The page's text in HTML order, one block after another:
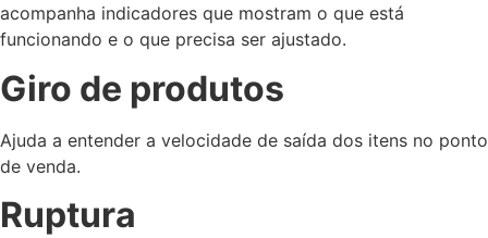
acompanha indicadores que mostram o que está
funcionando e o que precisa ser ajustado.
Giro de produtos
Ajuda a entender a velocidade de saída dos itens no ponto
de venda.
Ruptura